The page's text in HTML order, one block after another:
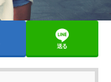
送る